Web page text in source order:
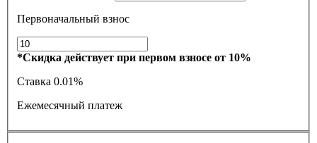
Первоначальный взнос
*Скидка действует при первом взносе от 10%
Ставка 0.01%
Ежемесячный платеж